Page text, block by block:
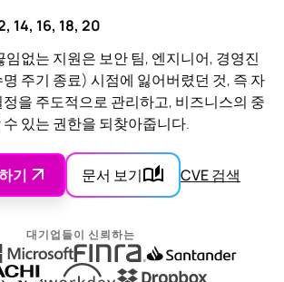
14, 16, 18, 20
임없는 지원은 보안 팀, 엔지니어, 경영진
주기 종료) 시점에 잃어버렸던 것, 즉 자
을 주도적으로 관리하고, 비즈니스의 중
있는 권한을 되찾아줍니다.
기 문서 보기 CVE 검색
대기업들이 신뢰하는